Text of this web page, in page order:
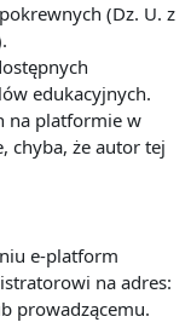
(Dz. U. z
edukacyjnych.
na platformie w
chyba, że autor tej
e-platform
na adres:
prowadzącemu.